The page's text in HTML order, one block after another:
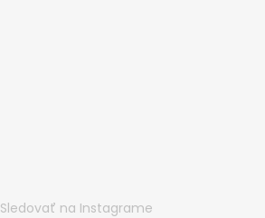
Sledovať na Instagrame